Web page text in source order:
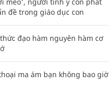
đề trong giáo dục con
đạo hàm nguyên hàm cơ
ma ám bạn không bao giờ